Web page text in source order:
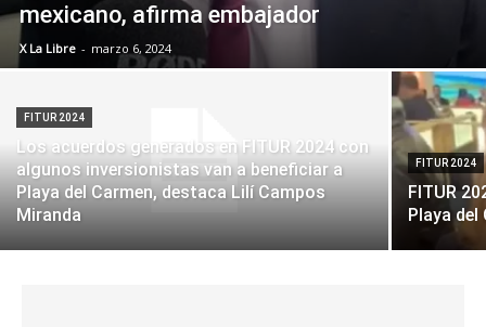
mexicano, afirma embajador
X La Libre - marzo 6, 2024
FITUR 2024
Los acuerdos generados en FITUR 2024 con
algunos inversionistas van a beneficiar a
Playa del Carmen, destaca Lilí Campos
Miranda
FITUR 2024
FITUR
Playa del